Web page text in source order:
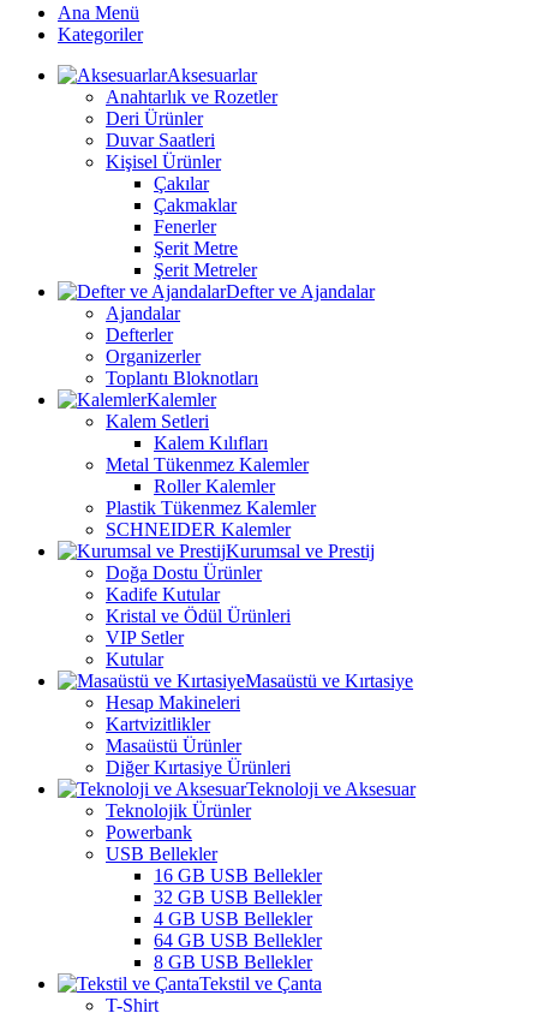
Ana Menü
Kategoriler
Aksesuarlar
Anahtarlık ve Rozetler
Deri Ürünler
Duvar Saatleri
Kişisel Ürünler
Çakılar
Çakmaklar
Fenerler
Şerit Metre
Şerit Metreler
Defter ve Ajandalar
Ajandalar
Defterler
Organizerler
Toplantı Bloknotları
Kalemler
Kalem Setleri
Kalem Kılıfları
Metal Tükenmez Kalemler
Roller Kalemler
Plastik Tükenmez Kalemler
SCHNEIDER Kalemler
Kurumsal ve Prestij
Doğa Dostu Ürünler
Kadife Kutular
Kristal ve Ödül Ürünleri
VIP Setler
Kutular
Masaüstü ve Kırtasiye
Hesap Makineleri
Kartvizitlikler
Masaüstü Ürünler
Diğer Kırtasiye Ürünleri
Teknoloji ve Aksesuar
Teknolojik Ürünler
Powerbank
USB Bellekler
16 GB USB Bellekler
32 GB USB Bellekler
4 GB USB Bellekler
64 GB USB Bellekler
8 GB USB Bellekler
Tekstil ve Çanta
T-Shirt